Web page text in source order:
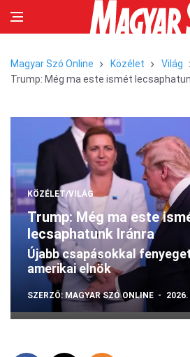
Magyar Szó Online Közélet
Világ
Trump: Még ma este ismét
KÖZÉLET/VILÁG
Trump: Még ma este
lecsaphatunk Iránra
Újabb csapásokkal
amerikai elnök
SZERZŐ: MAGYAR SZÓ ONLINE